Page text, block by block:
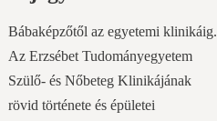
Bábaképzőtől az egyetemi klinikáig.
Az Erzsébet Tudományegyetem
Szülő- és Nőbeteg Klinikájának
rövid története és épületei